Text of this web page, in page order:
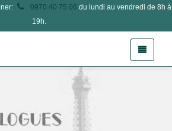
0970 40 75 06 du lundi au vendredi de 8h à
19h.